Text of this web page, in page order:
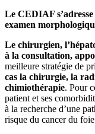
Le CEDIAF
examen
Le chirurgien,
à la consultation,
meilleure stratégie de
cas la chirurgie, la
chimiothérapie. Pour
patient et ses
à la recherche d’une
risque du cancer du